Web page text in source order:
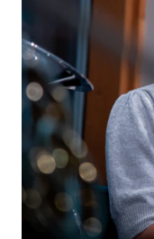
Salane våre
Studentutvalet SUT
FORSKNING
CERM
CREMAH
NordART